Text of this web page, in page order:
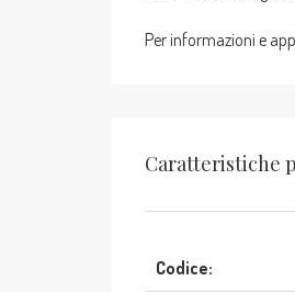
Per informazioni e
Caratteristiche
Codice: